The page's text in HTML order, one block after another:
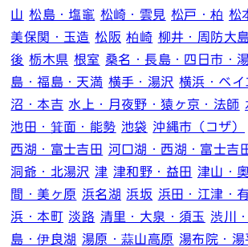
山 松島・塩竈 松崎・雲見 松戸・柏 松
美保関・玉造 松阪 柏崎 柳井・周防大
後 栃木県 根室 桑名・長島・四日市・
島・福島・天満 横手・湯沢 横浜・ベイ
沼・本吉 水上・月夜野・猿ヶ京・法師
池田・箕面・能勢 池袋 沖縄市（コザ）
西湖・富士吉田 河口湖・西湖・富士吉
洞爺・北湯沢 津 津和野・益田 津山・
間・美ヶ原 浜名湖 浜坂 浜田・江津・
浜・本町 淡路 清里・大泉・須玉 渋川
島・伊良湖 湯原・蒜山高原 湯布院・湯